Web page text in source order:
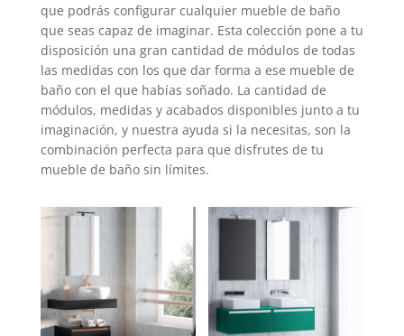
que podrás configurar cualquier mueble de baño
que seas capaz de imaginar. Esta colección pone a tu
disposición una gran cantidad de módulos de todas
las medidas con los que dar forma a ese mueble de
baño con el que habías soñado. La cantidad de
módulos, medidas y acabados disponibles junto a tu
imaginación, y nuestra ayuda si la necesitas, son la
combinación perfecta para que disfrutes de tu
mueble de baño sin límites.